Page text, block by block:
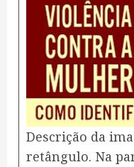
​Descrição da
retângulo. Na